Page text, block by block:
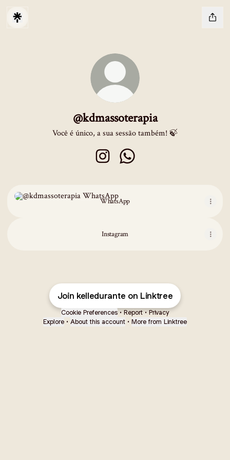
@kdmassoterapia
Você é único, a sua sessão também! 🍃
WhatsApp
Instagram
Join kelledurante on Linktree
Cookie Preferences • Report • Privacy
Explore • About this account • More from Linktree